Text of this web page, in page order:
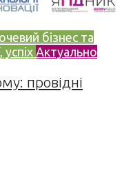
бізнес та
успіх Актуально
провідні